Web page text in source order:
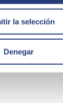
la selección
Denegar